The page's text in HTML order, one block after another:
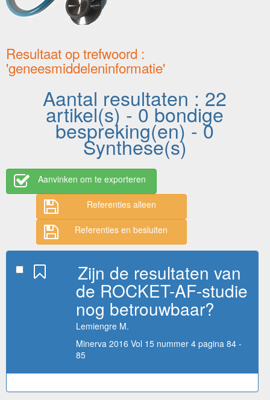
Resultaat op trefwoord :
'geneesmiddeleninformatie'
Aantal resultaten : 22
artikel(s) - 0 bondige
bespreking(en) - 0
Synthese(s)
Aanvinken om te exporteren
Referenties alleen
Referenties en besluiten
Zijn de resultaten van
de ROCKET-AF-studie
nog betrouwbaar?
Lemiengre M.
Minerva 2016 Vol 15 nummer 4 pagina 84 -
85